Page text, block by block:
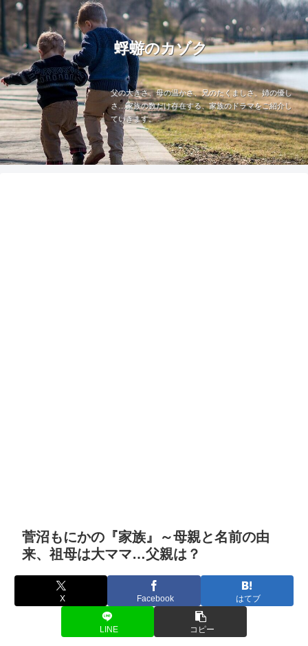
蜉蝣のカゾク
父の大きさ、母の温かさ、兄のたくましさ、姉の優し
さ…家族の数だけ存在する、家族のドラマをご紹介し
ていきます。
菅沼もにかの『家族』～母親と名前の由
来、祖母は大ママ…父親は？
X Facebook はてブ
LINE コピー